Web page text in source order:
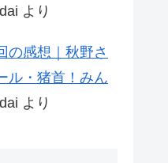
より
の感想｜秋野さ
ル・猪首！みん
より